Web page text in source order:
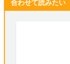
合わせて読みたい